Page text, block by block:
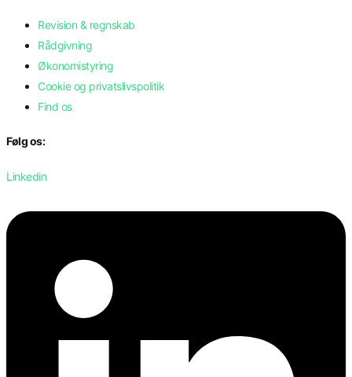
Revision & regnskab
Rådgivning
Økonomistyring
Cookie og privatslivspolitik
Find os
Følg os:
Linkedin